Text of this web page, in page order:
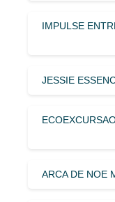
IMPULSE
JESSIE
ARCA DE NOE